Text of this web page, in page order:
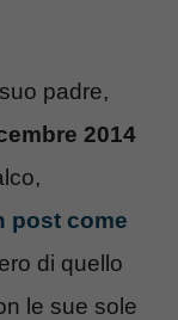
padre,
2014
post come
di quello
le sue sole